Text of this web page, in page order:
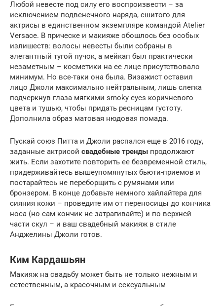
Любой невесте под силу его воспроизвести – за
исключением подвенечного наряда, сшитого для
актрисы в единственном экземпляре командой Atelier
Versace. В прическе и макияже обошлось без особых
излишеств: волосы невесты были собраны в
элегантный тугой пучок, а мейкап был практически
незаметным – косметики на ее лице присутствовало
минимум. Но все-таки она была. Визажист оставил
лицо Джоли максимально нейтральным, лишь слегка
подчеркнув глаза мягкими smoky eyes коричневого
цвета и тушью, чтобы придать ресницам густоту.
Дополнила образ матовая нюдовая помада.
Пускай союз Питта и Джоли распался еще в 2016 году,
заданные актрисой свадебные тренды продолжают
жить. Если захотите повторить ее безвременной стиль,
придерживайтесь вышеупомянутых бьюти-приемов и
постарайтесь не переборщить с румянами или
бронзером. В конце добавьте немного хайлайтера для
сияния кожи – проведите им от переносицы до кончика
носа (но сам кончик не затрагивайте) и по верхней
части скул – и ваш свадебный макияж в стиле
Анджелины Джоли готов.
Ким Кардашьян
Макияж на свадьбу может быть не только нежным и
естественным, а красочным и сексуальным